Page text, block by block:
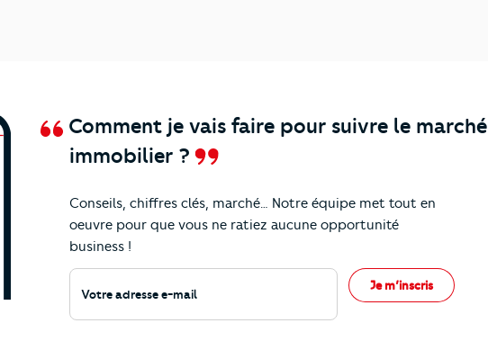
actualités et conseils !
Comment je vais faire pour suivre le marché
immobilier ?
Conseils, chiffres clés, marché… Notre équipe met tout en
oeuvre pour que vous ne ratiez aucune opportunité
business !
Votre adresse e-mail
Je m’inscris